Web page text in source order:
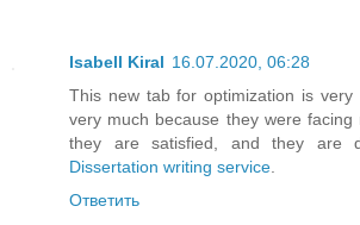
Isabell Kiral 16.07.2020, 06:28
This new tab for optimization is
very much because they were
they are satisfied, and they are
Dissertation writing service
Ответить